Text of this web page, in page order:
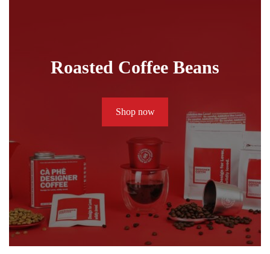
Roasted Coffee Beans
Shop now